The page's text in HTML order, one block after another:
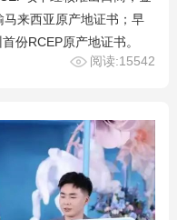
来西亚原产地证书；早
份RCEP原产地证书。
阅读:15542